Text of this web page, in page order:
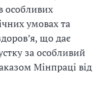
особливих
умовах та
що дає
за особливий
Мінпраці від